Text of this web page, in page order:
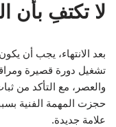
لا تكتفِ بأن
بعد الانتهاء، يجب أن
تشغيل دورة قصيرة
والعصر، مع التأكد من
حجزت المهمة الفنية
علامة جديدة.